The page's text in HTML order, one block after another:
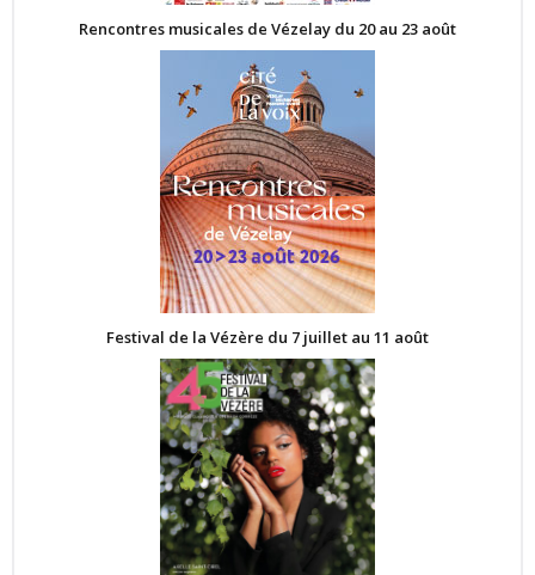
Rencontres musicales de Vézelay du 20 au 23 août
Festival de la Vézère du 7 juillet au 11 août